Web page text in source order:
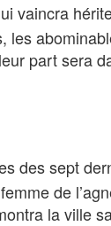
vaincra
les
part sera
des sept
de
la ville